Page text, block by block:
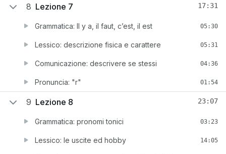
8 Lezione 7 17:31
Grammatica: Il y a, il faut, c’est, il est 05:30
Lessico: descrizione fisica e carattere 05:31
Comunicazione: descrivere se stessi 04:36
Pronuncia: "r" 01:54
9 Lezione 8 23:07
Grammatica: pronomi tonici 03:23
Lessico: le uscite ed hobby 14:05